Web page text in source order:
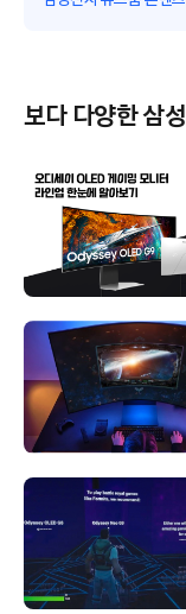
보다 다양한 삼